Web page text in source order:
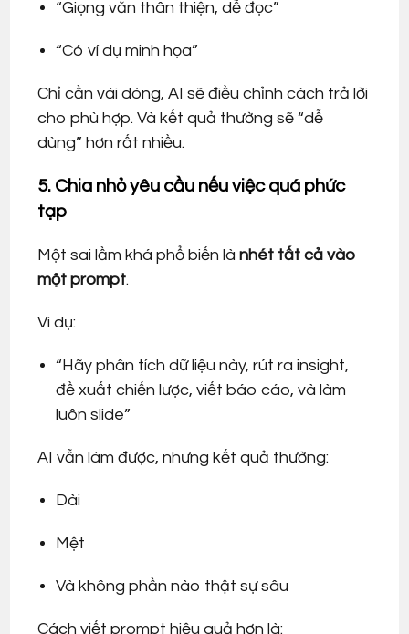
“Giọng văn thân thiện, dễ đọc”
“Có ví dụ minh họa”
Chỉ cần vài dòng, AI sẽ điều chỉnh cách trả lời
cho phù hợp. Và kết quả thường sẽ “dễ
dùng” hơn rất nhiều.
5. Chia nhỏ yêu cầu nếu việc quá phức
tạp
Một sai lầm khá phổ biến lànhét tất cả vào
một prompt.
Ví dụ:
“Hãy phân tích dữ liệu này, rút ra insight,
đề xuất chiến lược, viết báo cáo, và làm
luôn slide”
AI vẫn làm được, nhưng kết quả thường:
Dài
Mệt
Và không phần nào thật sự sâu
Cách viết prompt hiệu quả hơn là: